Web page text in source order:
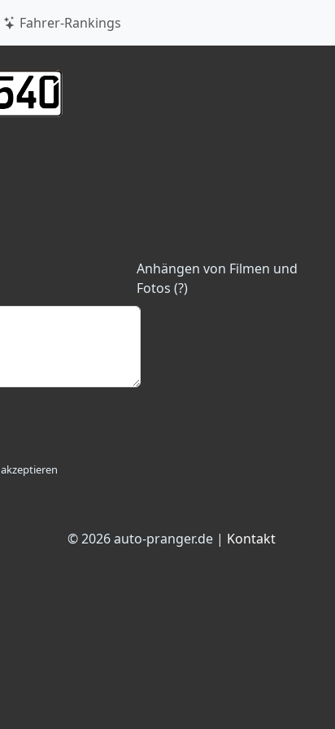
Fahrer-Rankings
Anhängen von Filmen und
Fotos (?)
akzeptieren
© 2026 auto-pranger.de | Kontakt